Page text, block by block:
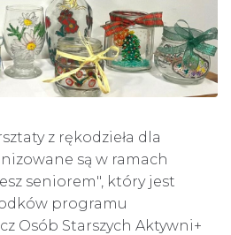
z rękodzieła dla
są w ramach
seniorem", który jest
programu
Osób Starszych Aktywni+